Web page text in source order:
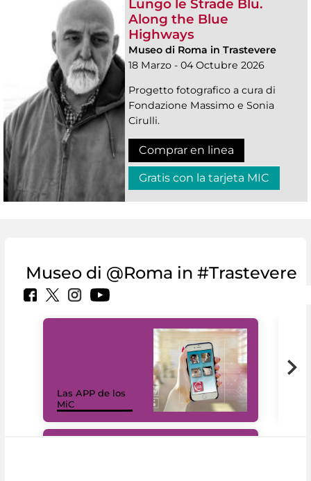
Lungo le Strade Blu.
Along the Blue
Highways
Museo di Roma in Trastevere
18 Marzo - 04 Octubre 2026
Progetto fotografico a cura di
Fondazione Massimo e Sonia
Cirulli.
Comprar en linea
Gratis con la tarjeta MIC
Museo di @Roma in #Trastevere
Las APP de los
MiC